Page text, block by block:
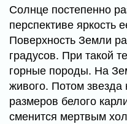
Солнце постепенно
перспективе яркость
Поверхность Земли
градусов. При такой
горные породы. На
живого. Потом звезда
размеров белого
сменится мертвым